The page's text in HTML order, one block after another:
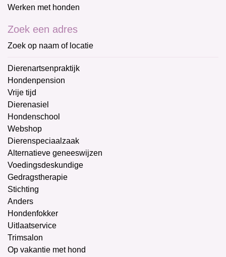
Werken met honden
Zoek een adres
Zoek op naam of locatie
Dierenartsenpraktijk
Hondenpension
Vrije tijd
Dierenasiel
Hondenschool
Webshop
Dierenspeciaalzaak
Alternatieve geneeswijzen
Voedingsdeskundige
Gedragstherapie
Stichting
Anders
Hondenfokker
Uitlaatservice
Trimsalon
Op vakantie met hond